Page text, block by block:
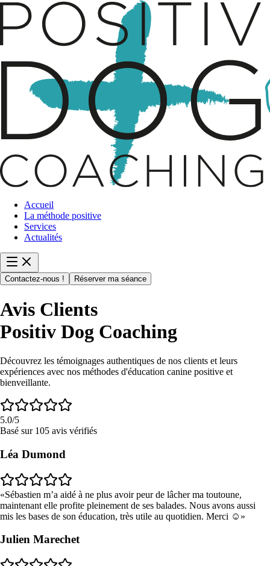
Accueil
La méthode positive
Services
Actualités
Contactez-nous ! Réserver ma séance
Avis Clients
Positiv Dog Coaching
Découvrez les témoignages authentiques de nos clients et leurs
expériences avec nos méthodes d'éducation canine positive et
bienveillante.
5.0/5
Basé sur 105 avis vérifiés
Léa Dumond
Sébastien m’a aidé à ne plus avoir peur de lâcher ma toutoune,
maintenant elle profite pleinement de ses balades. Nous avons aussi
mis les bases de son éducation, très utile au quotidien. Merci ☺️
Julien Marechet